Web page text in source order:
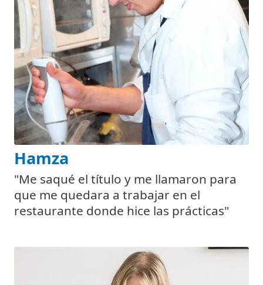
Hamza
"Me saqué el título y me llamaron para
que me quedara a trabajar en el
restaurante donde hice las prácticas"